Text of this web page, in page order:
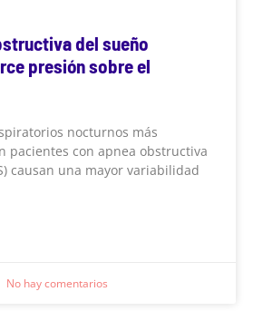
del sueño
presión sobre el
nocturnos más
pacientes con apnea obstructiva
causan una mayor variabilidad
No hay comentarios